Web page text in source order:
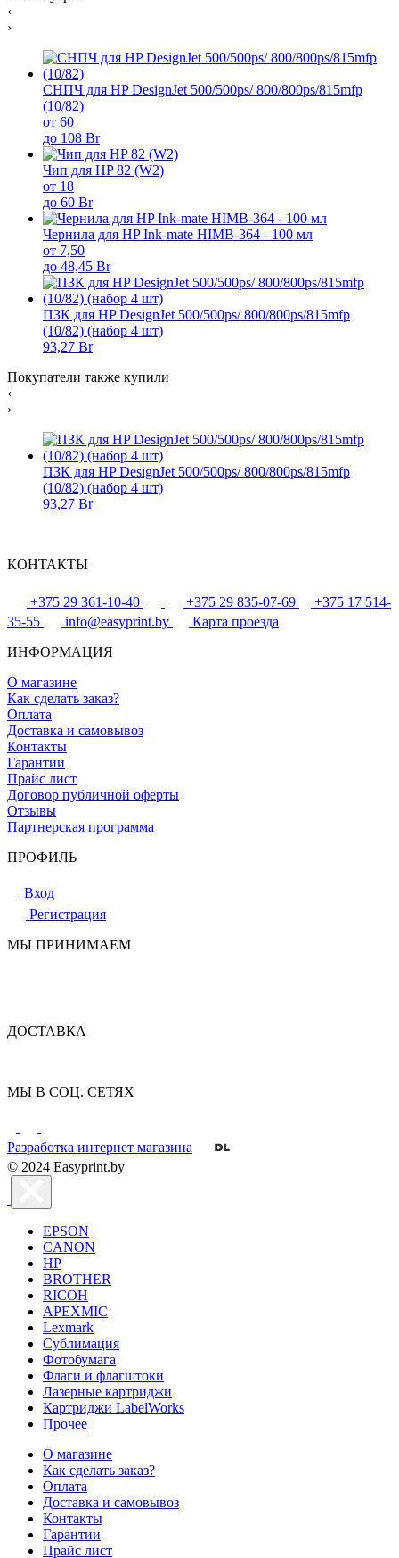
‹
›
СНПЧ для HP DesignJet 500/500ps/ 800/800ps/815mfp
(10/82)
от 60
до 108 Br
Чип для HP 82 (W2)
от 18
до 60 Br
Чернила для HP Ink-mate HIMB-364 - 100 мл
от 7,50
до 48,45 Br
ПЗК для HP DesignJet 500/500ps/ 800/800ps/815mfp
(10/82) (набор 4 шт)
93,27 Br
Покупатели также купили
‹
›
ПЗК для HP DesignJet 500/500ps/ 800/800ps/815mfp
(10/82) (набор 4 шт)
93,27 Br
КОНТАКТЫ
+375 29 361-10-40 +375 29 835-07-69
+375 17 514-
35-55
info@easyprint.by
Карта проезда
ИНФОРМАЦИЯ
О магазине
Как сделать заказ?
Оплата
Доставка и самовывоз
Контакты
Гарантии
Прайс лист
Договор публичной оферты
Отзывы
Партнерская программа
ПРОФИЛЬ
Вход
Регистрация
МЫ ПРИНИМАЕМ
ДОСТАВКА
МЫ В СОЦ. СЕТЯХ
Разработка интернет магазина
© 2024 Easyprint.by
EPSON
CANON
HP
BROTHER
RICOH
APEXMIC
Lexmark
Сублимация
Фотобумага
Флаги и флагштоки
Лазерные картриджи
Картриджи LabelWorks
Прочее
О магазине
Как сделать заказ?
Оплата
Доставка и самовывоз
Контакты
Гарантии
Прайс лист